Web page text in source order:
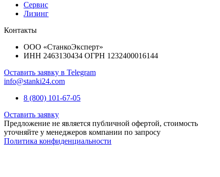
Сервис
Лизинг
Контакты
ООО «СтанкоЭксперт»
ИНН 2463130434 ОГРН 1232400016144
Оставить заявку в Telegram
info@stanki24.com
8 (800) 101-67-05
Оставить заявку
Предложение не является публичной офертой, стоимость
уточняйте у менеджеров компании по запросу
Политика конфиденциальности